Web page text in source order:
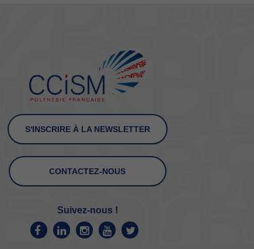
S'INSCRIRE À LA NEWSLETTER
CONTACTEZ-NOUS
Suivez-nous !